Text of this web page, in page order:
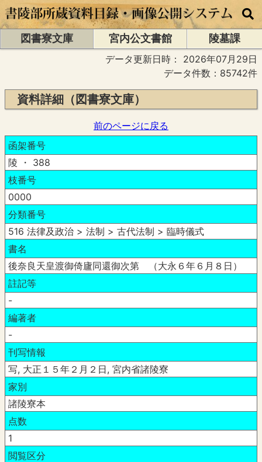
図書寮文庫 宮内公文書館
陵墓課
データ更新日時： 2026年07月29日
データ件数：85742件
資料詳細（図書寮文庫）
前のページに戻る
函架番号
陵 ・ 388
枝番号
0000
分類番号
516 法律及政治 > 法制 > 古代法制 > 臨時儀式
書名
後奈良天皇渡御倚廬同還御次第 （大永６年６月８日）
註記等
-
編著者
-
刊写情報
写, 大正１５年２月２日, 宮内省諸陵寮
家別
諸陵寮本
点数
1
閲覧区分